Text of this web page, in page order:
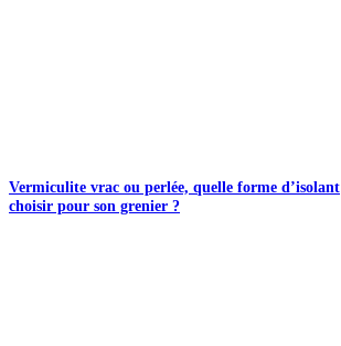
Vermiculite vrac ou perlée, quelle forme d’isolant
choisir pour son grenier ?